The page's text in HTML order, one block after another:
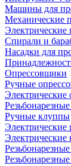
Машины для
Механические
Спирали и
Насадки для
Опрессовщики
Ручные
Электрические
Ручные клуппы
Электрические